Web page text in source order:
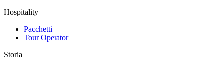
Hospitality
Pacchetti
Tour Operator
Storia